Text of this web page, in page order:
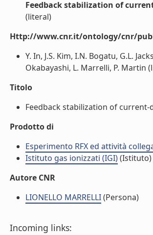
Feedback stabilization of
(literal)
Http://www.cnr.it/ontology/cnr/
Y. In, J.S. Kim, I.N. Bogatu, G.L.
Okabayashi, L. Marrelli, P. Martin
Titolo
Feedback stabilization of current-
Prodotto di
Esperimento RFX ed attività
Istituto gas ionizzati (IGI)(Istituto)
Autore CNR
LIONELLO MARRELLI(Persona)
Incoming links: